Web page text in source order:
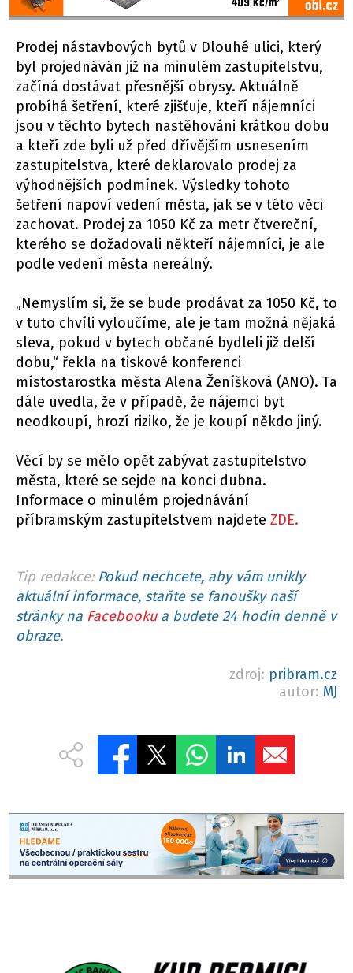
Prodej nástavbových bytů v Dlouhé ulici, který
byl projednáván již na minulém zastupitelstvu,
začíná dostávat přesnější obrysy. Aktuálně
probíhá šetření, které zjišťuje, kteří nájemníci
jsou v těchto bytech nastěhováni krátkou dobu
a kteří zde byli už před dřívějším usnesením
zastupitelstva, které deklarovalo prodej za
výhodnějších podmínek. Výsledky tohoto
šetření napoví vedení města, jak se v této věci
zachovat. Prodej za 1050 Kč za metr čtvereční,
kterého se dožadovali někteří nájemníci, je ale
podle vedení města nereálný.
„Nemyslím si, že se bude prodávat za 1050 Kč, to
v tuto chvíli vyloučíme, ale je tam možná nějaká
sleva, pokud v bytech občané bydleli již delší
dobu,“ řekla na tiskové konferenci
místostarostka města Alena Ženíšková (ANO). Ta
dále uvedla, že v případě, že nájemci byt
neodkoupí, hrozí riziko, že je koupí někdo jiný.
Věcí by se mělo opět zabývat zastupitelstvo
města, které se sejde na konci dubna.
Informace o minulém projednávání
příbramským zastupitelstvem najdete ZDE.
Tip redakce: Pokud nechcete, aby vám unikly
aktuální informace, staňte se fanoušky naší
stránky na Facebookua budete 24 hodin denně v
obraze.
zdroj: pribram.cz
autor: MJ